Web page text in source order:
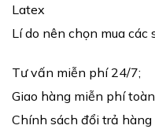
Latex
Lí do nên chọn mua các
Tư vấn miễn phí 24/7;
Giao hàng miễn phí
Chính sách đổi trả